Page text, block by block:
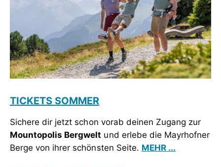
TICKETS SOMMER
Sichere dir jetzt schon vorab deinen Zugang zur
Mountopolis Bergwelt und erlebe die Mayrhofner
Berge von ihrer schönsten Seite. MEHR ...